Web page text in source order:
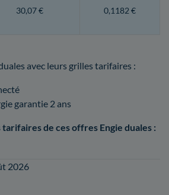
30,07 € 0,1182 €
avec leurs grilles tarifaires :
garantie 2 ans
de ces offres Engie duales :
2026